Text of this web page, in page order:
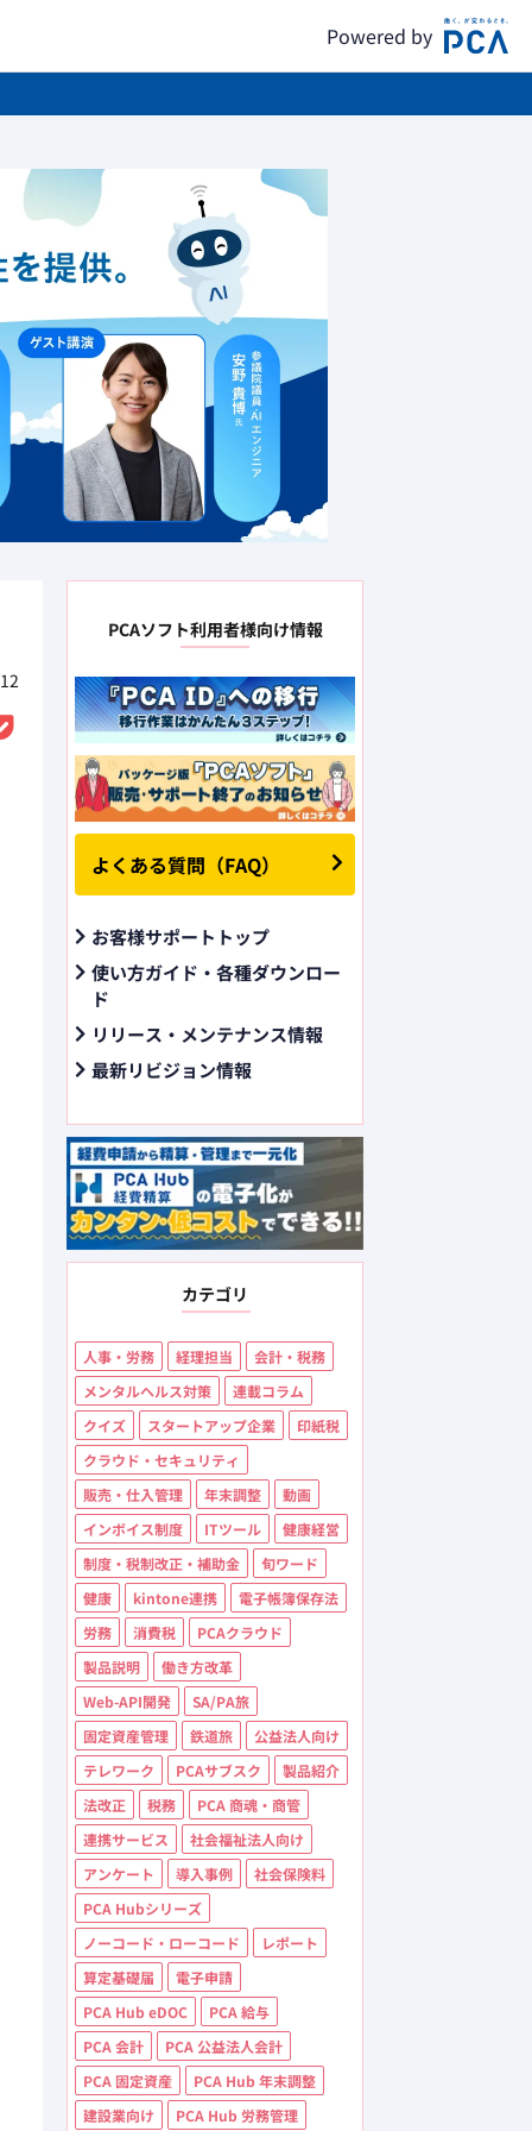
Powered by
PCAソフト利用者様向け情報
よくある質問（FAQ）
お客様サポートトップ
使い方ガイド・各種ダウンロー
ド
リリース・メンテナンス情報
最新リビジョン情報
カテゴリ
人事・労務 経理担当
会計・税務
メンタルヘルス対策
連載コラム
クイズ
スタートアップ企業
印紙税
クラウド・セキュリティ
販売・仕入管理
年末調整
動画
インボイス制度
ITツール
健康経営
制度・税制改正・補助金
旬ワード
健康
kintone連携
電子帳簿保存法
労務
消費税
PCAクラウド
製品説明
働き方改革
Web-API開発
SA/PA旅
固定資産管理
鉄道旅
公益法人向け
テレワーク
PCAサブスク
製品紹介
法改正
税務
PCA 商魂・商管
連携サービス
社会福祉法人向け
アンケート
導入事例
社会保険料
PCA Hubシリーズ
ノーコード・ローコード
レポート
算定基礎届
電子申請
PCA Hub eDOC
PCA 給与
PCA 会計
PCA 公益法人会計
PCA 固定資産
PCA Hub 年末調整
建設業向け
PCA Hub 労務管理